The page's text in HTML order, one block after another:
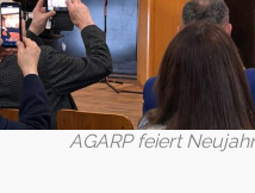
AGARP feiert